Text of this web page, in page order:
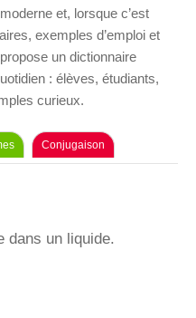
et, lorsque c’est
exemples d’emploi et
un dictionnaire
: élèves, étudiants,
curieux.
Conjugaison
dans un liquide.